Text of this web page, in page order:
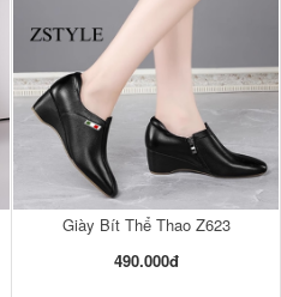
Giày Bít Thể Thao Z623
490.000đ